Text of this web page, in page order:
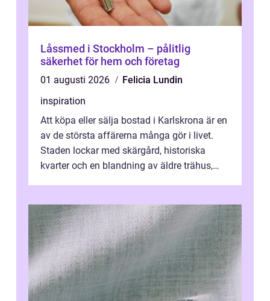
Låssmed i Stockholm – pålitlig
säkerhet för hem och företag
01 augusti 2026
Felicia Lundin
inspiration
Att köpa eller sälja bostad i Karlskrona är en
av de största affärerna många gör i livet.
Staden lockar med skärgård, historiska
kvarter och en blandning av äldre trähus,